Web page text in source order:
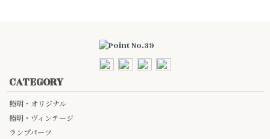
CATEGORY
照明・オリジナル
照明・ヴィンテージ
ランプパーツ